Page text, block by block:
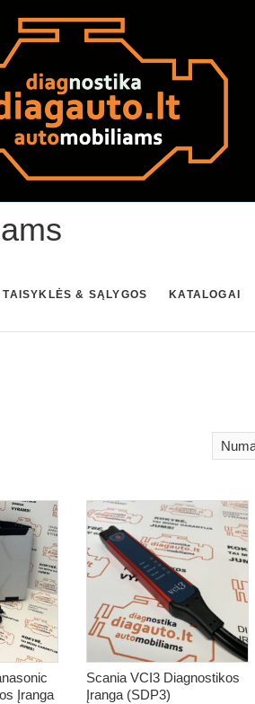
TAISYKLĖS & SĄLYGOS KATALOGAI
Įranga
Scania VCI3 Diagnostikos
Įranga (SDP3)